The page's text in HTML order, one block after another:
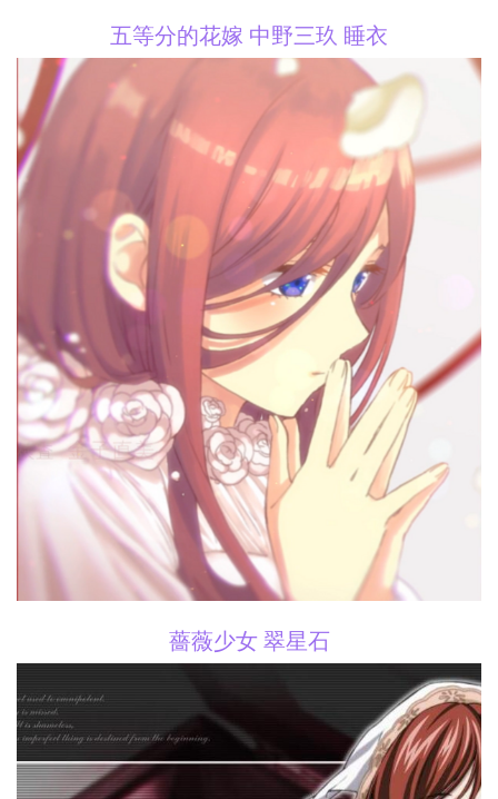
五等分的花嫁 中野三玖 睡衣
薔薇少女 翠星石